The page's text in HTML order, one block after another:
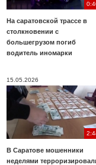
На саратовской трассе в
столкновении с
большегрузом погиб
водитель иномарки
15.05.2026
В Саратове мошенники
неделями